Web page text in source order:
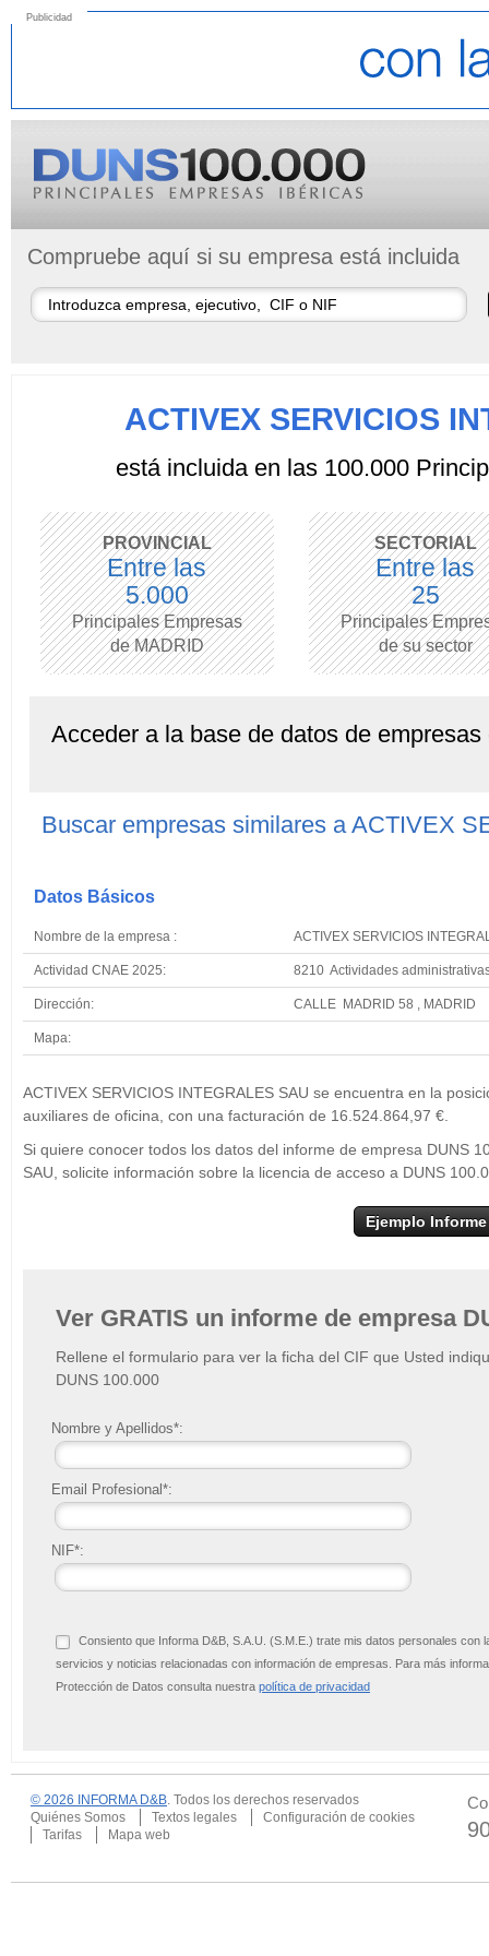
Publicidad
Compruebe aquí si su empresa está incluida
ACTIVEX SERVICIOS
está incluida en las 100.000
PROVINCIAL
Entre las
5.000
Principales Empresas
de MADRID
SECTORIAL
Entre las
25
Principales
de su sector
Acceder a la base de datos de
Buscar empresas similares a ACTIVEX
Datos Básicos
Nombre de la empresa : ACTIVEX SERVICIOS
Actividad CNAE 2025: 8210 Actividades
Dirección: CALLE MADRID 58 , MADRID
Mapa:
−
ACTIVEX SERVICIOS INTEGRALES SAU se encuentra en la
auxiliares de oficina, con una facturación de 16.524.864,97 €.
Si quiere conocer todos los datos del informe de empresa DUNS
SAU, solicite información sobre la licencia de acceso a DUNS
Ejemplo Informe
Ver GRATIS un informe de empresa
Rellene el formulario para ver la ficha del CIF que Usted
DUNS 100.000
Nombre y Apellidos*:
Email Profesional*:
NIF*:
Consiento que Informa D&B, S.A.U. (S.M.E.) trate mis datos personales
servicios y noticias relacionadas con información de empresas. Para más
Protección de Datos consulta nuestra política de privacidad
© 2026 INFORMA D&B. Todos los derechos reservados
Quiénes Somos
Textos legales
Configuración de cookies
Tarifas
Mapa web